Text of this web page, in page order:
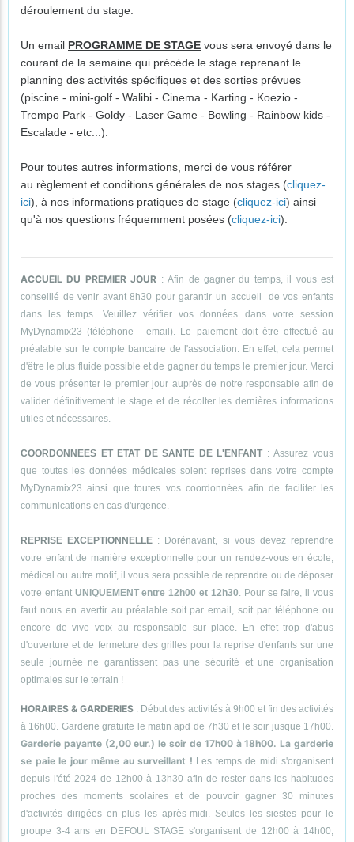
déroulement du stage.
Un email PROGRAMME DE STAGE vous sera envoyé dans le
courant de la semaine qui précède le stage reprenant le
planning des activités spécifiques et des sorties prévues
(piscine - mini-golf - Walibi - Cinema - Karting - Koezio -
Trempo Park - Goldy - Laser Game - Bowling - Rainbow kids -
Escalade - etc...).
Pour toutes autres informations, merci de vous référer
au règlement et conditions générales de nos stages (cliquez-
ici), à nos informations pratiques de stage (cliquez-ici) ainsi
qu'à nos questions fréquemment posées (cliquez-ici).
ACCUEIL DU PREMIER JOUR : Afin de gagner du temps, il vous est
conseillé de venir avant 8h30 pour garantir un accueil de vos enfants
dans les temps. Veuillez vérifier vos données dans votre session
MyDynamix23 (téléphone - email). Le paiement doit être effectué au
préalable sur le compte bancaire de l'association. En effet, cela permet
d'être le plus fluide possible et de gagner du temps le premier jour. Merci
de vous présenter le premier jour auprès de notre responsable afin de
valider définitivement le stage et de récolter les dernières informations
utiles et nécessaires.
COORDONNEES ET ETAT DE SANTE DE L'ENFANT: Assurez vous
que toutes les données médicales soient reprises dans votre compte
MyDynamix23 ainsi que toutes vos coordonnées afin de faciliter les
communications en cas d'urgence.
REPRISE EXCEPTIONNELLE : Dorénavant, si vous devez reprendre
votre enfant de manière exceptionnelle pour un rendez-vous en école,
médical ou autre motif, il vous sera possible de reprendre ou de déposer
votre enfant UNIQUEMENT entre 12h00 et 12h30. Pour se faire, il vous
faut nous en avertir au préalable soit par email, soit par téléphone ou
encore de vive voix au responsable sur place. En effet trop d'abus
d'ouverture et de fermeture des grilles pour la reprise d'enfants sur une
seule journée ne garantissent pas une sécurité et une organisation
optimales sur le terrain !
HORAIRES & GARDERIES : Début des activités à 9h00 et fin des activités
à 16h00. Garderie gratuite le matin apd de 7h30 et le soir jusque 17h00.
Garderie payante (2,00 eur.) le soir de 17h00 à 18h00. La garderie
se paie le jour même au surveillant ! Les temps de midi s'organisent
depuis l'été 2024 de 12h00 à 13h30 afin de rester dans les habitudes
proches des moments scolaires et de pouvoir gagner 30 minutes
d'activités dirigées en plus les après-midi. Seules les siestes pour le
groupe 3-4 ans en DEFOUL STAGE s'organisent de 12h00 à 14h00,